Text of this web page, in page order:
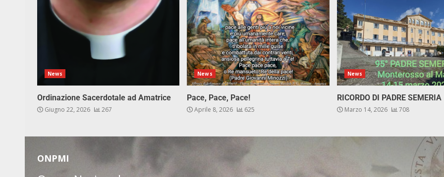
News
Ordinazione Sacerdotale ad Amatrice
Giugno 22, 2026 267
News
Pace, Pace, Pace!
Aprile 8, 2026 625
News
RICORDO DI PADRE SEMERIA
Marzo 14, 2026 708
ONPMI